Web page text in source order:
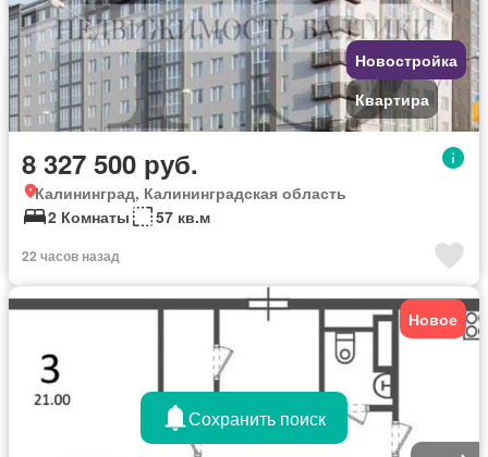
Новостройка
Квартира
8 327 500 руб.
Калининград, Калининградская область
2 Комнаты
57 кв.м
22 часов назад
Новое
Сохранить поиск